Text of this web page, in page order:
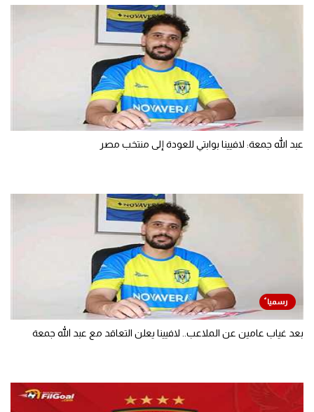
عبد الله جمعة: لافيينا بوابتي للعودة إلى منتخب مصر
بعد غياب عامين عن الملاعب.. لافيينا يعلن التعاقد مع عبد الله جمعة